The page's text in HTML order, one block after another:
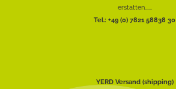
erstatten......
Tel.: +49 (0) 7821 58838 30
YERD Versand (shipping)